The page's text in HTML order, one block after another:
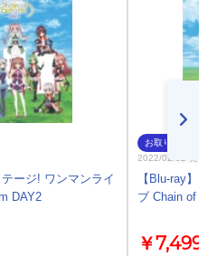
テージ! ワンマンライ
DAY2
お取り寄せ
2022/02/02 発売
【Blu-ray】
ブ Chain of
￥7,499